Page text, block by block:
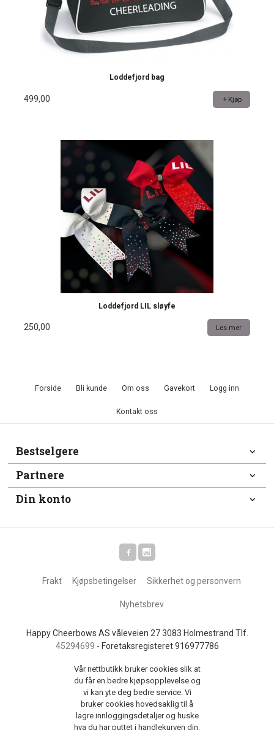
Loddefjord bag
499,00 Kjøp
Loddefjord LIL sløyfe
250,00 Les mer
Forside Bli kunde Om oss Gavekort Logg inn
Kontakt oss
Bestselgere
Partnere
Din konto
Frakt Kjøpsbetingelser Sikkerhet og personvern
Nyhetsbrev
Happy Cheerbows AS våleveien 27 3083 Holmestrand Tlf.
45294699 - Foretaksregisteret 916977786
Vår nettbutikk bruker cookies slik at
du får en bedre kjøpsopplevelse og
vi kan yte deg bedre service. Vi
bruker cookies hovedsaklig til å
lagre innloggingsdetaljer og huske
hva du har puttet i handlekurven din.